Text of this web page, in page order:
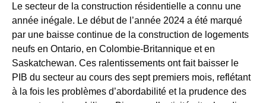
Le secteur de la construction résidentielle a connu une
année inégale. Le début de l’année 2024 a été marqué
par une baisse continue de la construction de logements
neufs en Ontario, en Colombie-Britannique et en
Saskatchewan. Ces ralentissements ont fait baisser le
PIB du secteur au cours des sept premiers mois, reflétant
à la fois les problèmes d’abordabilité et la prudence des